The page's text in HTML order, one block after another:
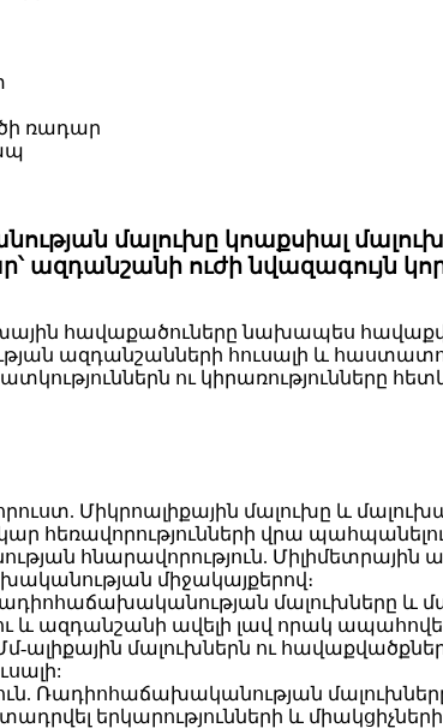
ռադար
մալուխը կոաքսիալ
ազդանշանի ուժի նվազագույն
հավաքածուները նախապես
ազդանշանների հուսալի և
ու կիրառությունները
Միկրոալիքային մալուխը և
հեռավորությունների վրա
հնարավորություն. Միլիմետրային
միջակայքերով։
մալուխները և
և ազդանշանի ավելի լավ որակ
ալիքային մալուխներն ու
Ռադիոհաճախականության
երկարությունների և